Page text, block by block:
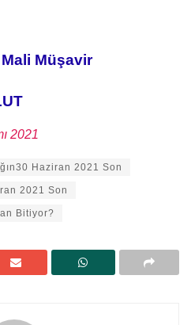
Müşavir
2021
Haziran 2021 Son
2021 Son
Bitiyor?